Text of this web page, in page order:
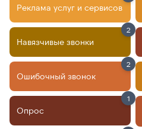
Реклама услуг и сервисов
Навязчивые звонки
2
Ошибочный звонок
2
Опрос
1